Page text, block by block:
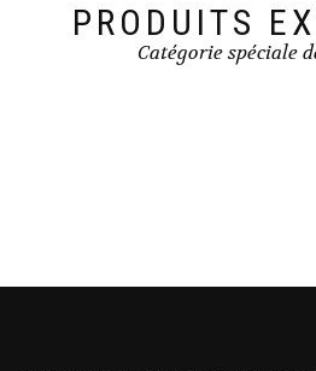
PRODUITS
Catégorie spéciale